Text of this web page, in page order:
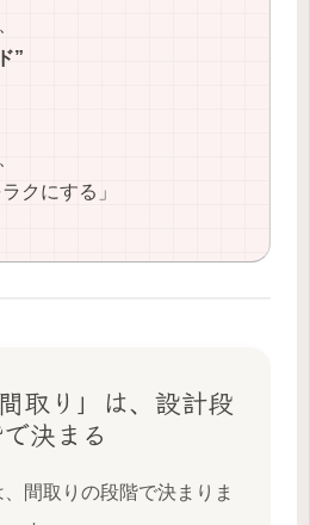
”
クにする」
取り」は、設計段
決まる
間取りの段階で決まりま